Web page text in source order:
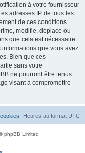
à votre fournisseur
adresses IP de tous les
de ces conditions.
modifie, déplace ou
que cela est nécessaire.
informations que vous avez
Bien que ces
sans votre
ne pourront être tenus
visant à compromettre
Heures au format UTC
phpBB Limited